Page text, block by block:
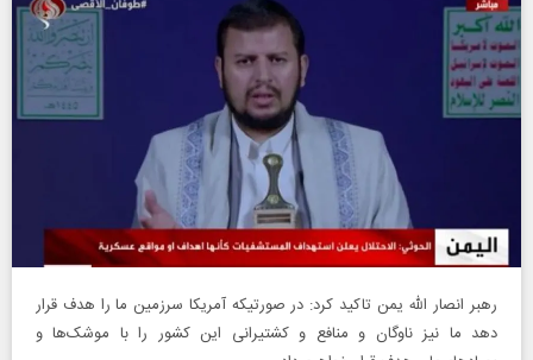
رهبر انصار الله یمن تاکید کرد: در صورتیکه آمریکا سرزمین ما را هدف قرار
دهد ما نیز ناوگان و منافع و کشتیرانی این کشور را با موشک‌ها و